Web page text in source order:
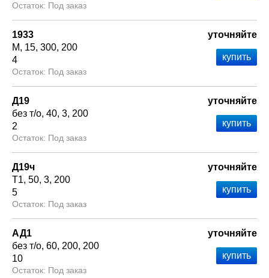
Под заказ
1933
М
15 300 200
4
Под заказ
уточняйте
Д19
без т/о 40 3 200
2
Под заказ
уточняйте
Д19ч
Т1 50 3 200
5
Под заказ
уточняйте
АД1
без т/о 60 200 200
10
Под заказ
уточняйте